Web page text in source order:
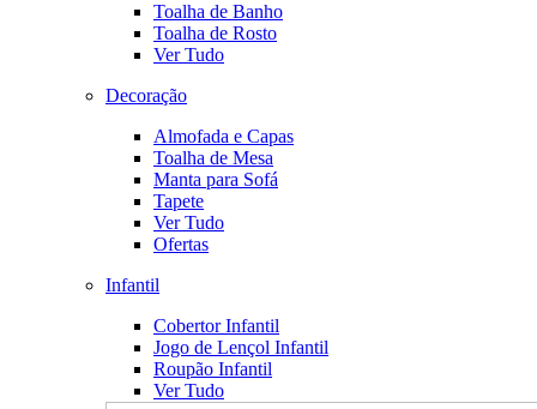
Toalha de Banho
Toalha de Rosto
Ver Tudo
Decoração
Almofada e Capas
Toalha de Mesa
Manta para Sofá
Tapete
Ver Tudo
Ofertas
Infantil
Cobertor Infantil
Jogo de Lençol Infantil
Roupão Infantil
Ver Tudo